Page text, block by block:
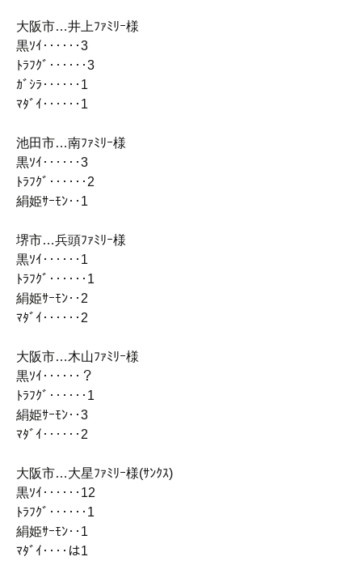
大阪市…井上ﾌｧﾐﾘｰ様
黒ｿｲ‥‥‥3
ﾄﾗﾌｸﾞ‥‥‥3
ｶﾞｼﾗ‥‥‥1
ﾏﾀﾞｲ‥‥‥1
池田市…南ﾌｧﾐﾘｰ様
黒ｿｲ‥‥‥3
ﾄﾗﾌｸﾞ‥‥‥2
絹姫ｻｰﾓﾝ‥1
堺市…兵頭ﾌｧﾐﾘｰ様
黒ｿｲ‥‥‥1
ﾄﾗﾌｸﾞ‥‥‥1
絹姫ｻｰﾓﾝ‥2
ﾏﾀﾞｲ‥‥‥2
大阪市…木山ﾌｧﾐﾘｰ様
黒ｿｲ‥‥‥？
ﾄﾗﾌｸﾞ‥‥‥1
絹姫ｻｰﾓﾝ‥3
ﾏﾀﾞｲ‥‥‥2
大阪市…大星ﾌｧﾐﾘｰ様(ｻﾝｸｽ)
黒ｿｲ‥‥‥12
ﾄﾗﾌｸﾞ‥‥‥1
絹姫ｻｰﾓﾝ‥1
ﾏﾀﾞｲ‥‥は1